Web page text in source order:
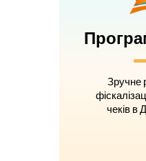
Зручне
чеків в